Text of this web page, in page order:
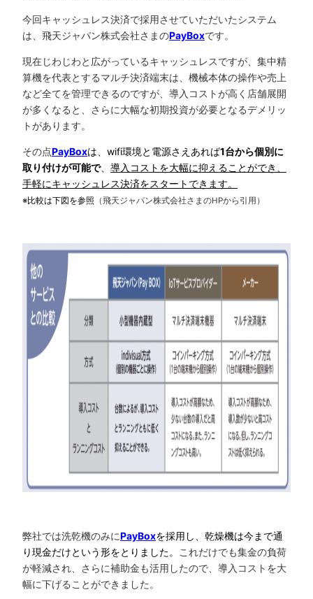
今回キャッシュレス決済で採用させていただいたシステム
は、飛天ジャパン株式会社さまのPayBoxです。
現在じわじわと広がっているキャッシュレスですが、集中精
算機を代表とするマルチ決済端末は、機械本体の操作や売上
など全てを管理できるのですが、導入コストが高く店舗展開
が多くなると、さらに大幅な初期投資が必要となるデメリッ
トがあります。
その点PayBoxは、 wifi環境と電源さえあれば1台から個別に
取り付けが可能で、 導入コストを大幅に抑えることができ、
手軽にキャッシュレス決済をスタートできます。
※比較は下図を参照 （飛天ジャパン株式会社さまのHPから引用）
弊社では洗乾機のみにPayBoxを採用し、乾燥機は今まで通
り現金だけという形をとりました。
これだけでも集金の負荷
が軽減され、さらに補助金も活用したので、導入コストを大
幅に下げることができました。